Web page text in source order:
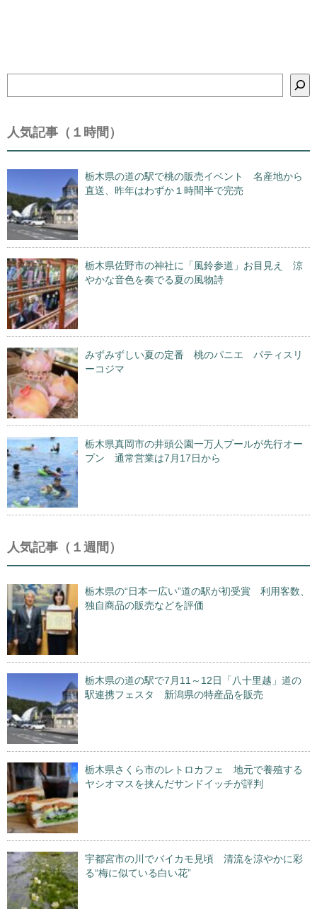
人気記事（１時間）
栃木県の道の駅で桃の販売イベント 名産地から
直送、昨年はわずか１時間半で完売
栃木県佐野市の神社に「風鈴参道」お目見え 涼
やかな音色を奏でる夏の風物詩
みずみずしい夏の定番 桃のパニエ パティスリ
ーコジマ
栃木県真岡市の井頭公園一万人プールが先行オー
プン 通常営業は7月17日から
人気記事（１週間）
栃木県の“日本一広い”道の駅が初受賞 利用客数、
独自商品の販売などを評価
栃木県の道の駅で7月11～12日「八十里越」道の
駅連携フェスタ 新潟県の特産品を販売
栃木県さくら市のレトロカフェ 地元で養殖する
ヤシオマスを挟んだサンドイッチが評判
宇都宮市の川でバイカモ見頃 清流を涼やかに彩
る“梅に似ている白い花”